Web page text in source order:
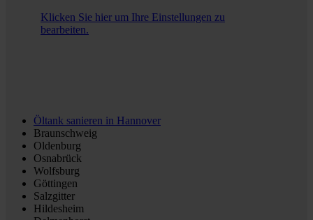
Klicken Sie hier um Ihre Einstellungen zu
bearbeiten.
Öltank sanieren in Hannover
Braunschweig
Oldenburg
Osnabrück
Wolfsburg
Göttingen
Salzgitter
Hildesheim